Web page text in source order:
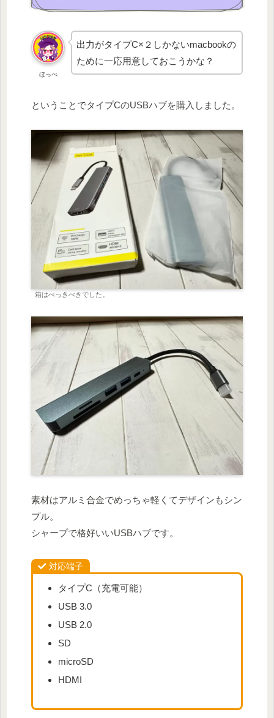
ほっぺ
出力がタイプC×２しかないmacbookの
ために一応用意しておこうかな？
ということでタイプCのUSBハブを購入しました。
箱はべっきべきでした。
素材はアルミ合金でめっちゃ軽くてデザインもシン
プル。
シャープで格好いいUSBハブです。
対応端子
タイプC（充電可能）
USB 3.0
USB 2.0
SD
microSD
HDMI